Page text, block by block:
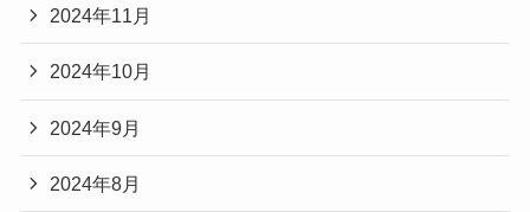
2024年11月
2024年10月
2024年9月
2024年8月